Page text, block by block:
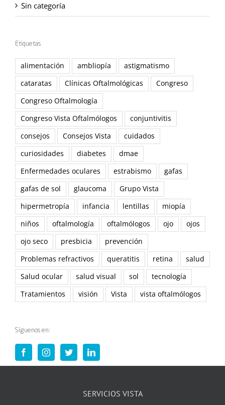
Sin categoría
Etiquetas
alimentación ambliopía
astigmatismo
cataratas
Clínicas Oftalmológicas
Congreso
Congreso Oftalmología
Congreso Vista Oftalmólogos
conjuntivitis
consejos
Consejos Vista
cuidados
curiosidades
diabetes
dmae
Enfermedades oculares
estrabismo
gafas
gafas de sol
glaucoma
Grupo Vista
hipermetropía
infancia lentillas
miopía
niños
oftalmología oftalmólogos ojo
ojos
ojo seco
presbicia
prevención
Problemas refractivos
queratitis retina
salud
Salud ocular
salud visual sol
tecnología
Tratamientos
visión Vista vista oftalmólogos
Síguenos en:
SERVICIOS VISTA